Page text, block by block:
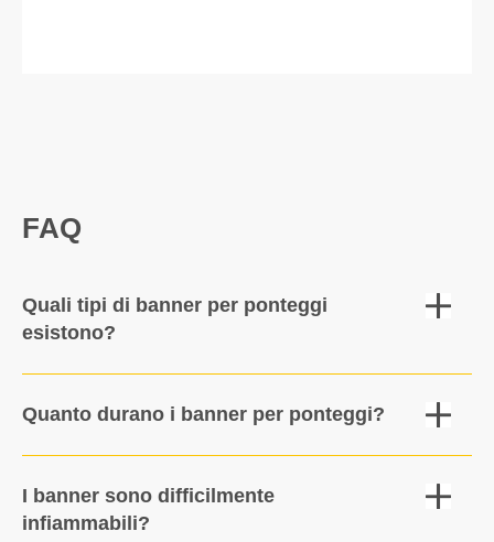
FAQ
Quali tipi di banner per ponteggi
esistono?
grandi superficie anteriori e street banner per la visibilità
Quanto durano i banner per ponteggi?
presenza di vento, pioggia e raggi UV.
I banner sono difficilmente
infiammabili?